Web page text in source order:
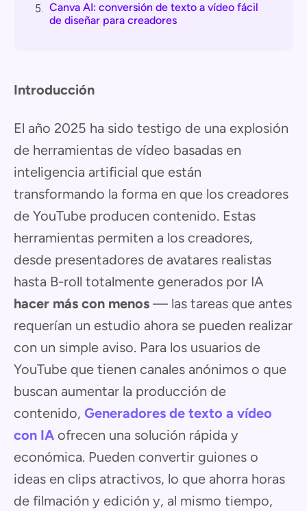
5. Canva AI: conversión de texto a vídeo fácil
de diseñar para creadores
Introducción
El año 2025 ha sido testigo de una explosión
de herramientas de vídeo basadas en
inteligencia artificial que están
transformando la forma en que los creadores
de YouTube producen contenido. Estas
herramientas permiten a los creadores,
desde presentadores de avatares realistas
hasta B-roll totalmente generados por IA
hacer más con menos — las tareas que antes
requerían un estudio ahora se pueden realizar
con un simple aviso. Para los usuarios de
YouTube que tienen canales anónimos o que
buscan aumentar la producción de
contenido, Generadores de texto a vídeo
con IA ofrecen una solución rápida y
económica. Pueden convertir guiones o
ideas en clips atractivos, lo que ahorra horas
de filmación y edición y, al mismo tiempo,